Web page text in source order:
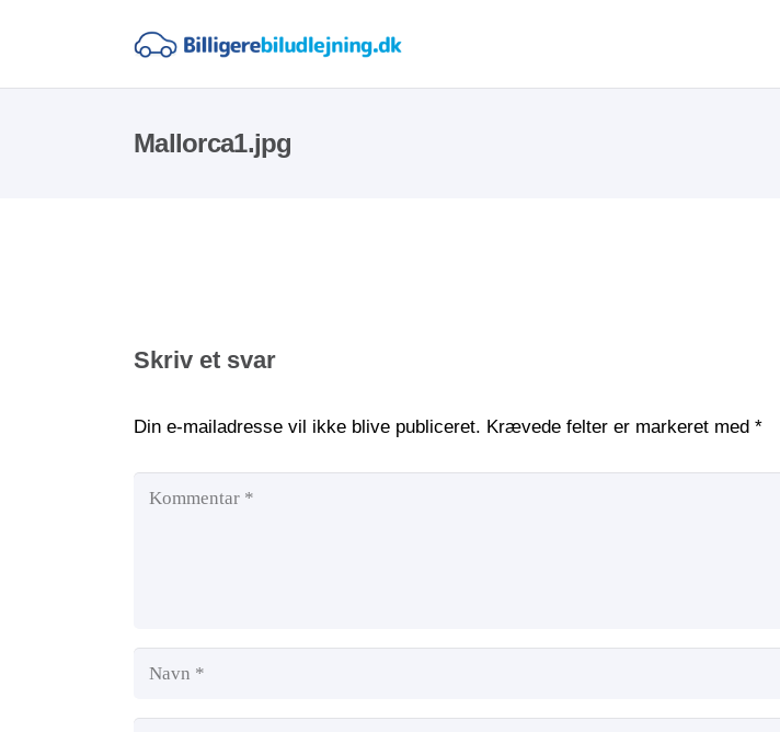
Mallorca1.jpg
Skriv et svar
Din e-mailadresse vil ikke blive publiceret. Krævede felter er markeret med *